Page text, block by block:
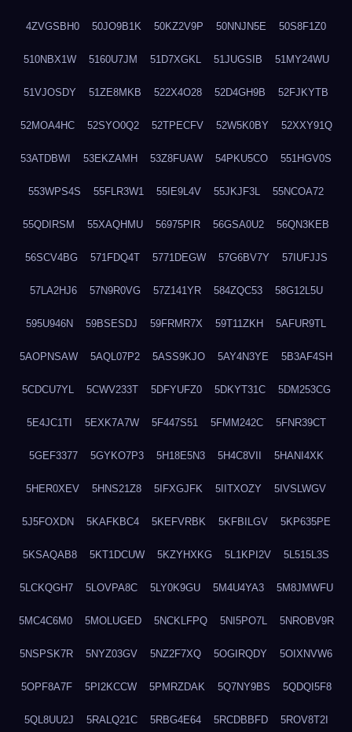
4ZVGSBH0 50JO9B1K 50KZ2V9P 50NNJN5E 50S8F1Z0
510NBX1W 5160U7JM 51D7XGKL 51JUGSIB 51MY24WU
51VJOSDY 51ZE8MKB 522X4O28 52D4GH9B 52FJKYTB
52MOA4HC 52SYO0Q2 52TPECFV 52W5K0BY 52XXY91Q
53ATDBWI 53EKZAMH 53Z8FUAW 54PKU5CO 551HGV0S
553WPS4S 55FLR3W1 55IE9L4V 55JKJF3L 55NCOA72
55QDIRSM 55XAQHMU 56975PIR 56GSA0U2 56QN3KEB
56SCV4BG 571FDQ4T 5771DEGW 57G6BV7Y 57IUFJJS
57LA2HJ6 57N9R0VG 57Z141YR 584ZQC53 58G12L5U
595U946N 59BSESDJ 59FRMR7X 59T11ZKH 5AFUR9TL
5AOPNSAW 5AQL07P2 5ASS9KJO 5AY4N3YE 5B3AF4SH
5CDCU7YL 5CWV233T 5DFYUFZ0 5DKYT31C 5DM253CG
5E4JC1TI 5EXK7A7W 5F447S51 5FMM242C 5FNR39CT
5GEF3377 5GYKO7P3 5H18E5N3 5H4C8VII 5HANI4XK
5HER0XEV 5HNS21Z8 5IFXGJFK 5IITXOZY 5IVSLWGV
5J5FOXDN 5KAFKBC4 5KEFVRBK 5KFBILGV 5KP635PE
5KSAQAB8 5KT1DCUW 5KZYHXKG 5L1KPI2V 5L515L3S
5LCKQGH7 5LOVPA8C 5LY0K9GU 5M4U4YA3 5M8JMWFU
5MC4C6M0 5MOLUGED 5NCKLFPQ 5NI5PO7L 5NROBV9R
5NSPSK7R 5NYZ03GV 5NZ2F7XQ 5OGIRQDY 5OIXNVW6
5OPF8A7F 5PI2KCCW 5PMRZDAK 5Q7NY9BS 5QDQI5F8
5QL8UU2J 5RALQ21C 5RBG4E64 5RCDBBFD 5ROV8T2I